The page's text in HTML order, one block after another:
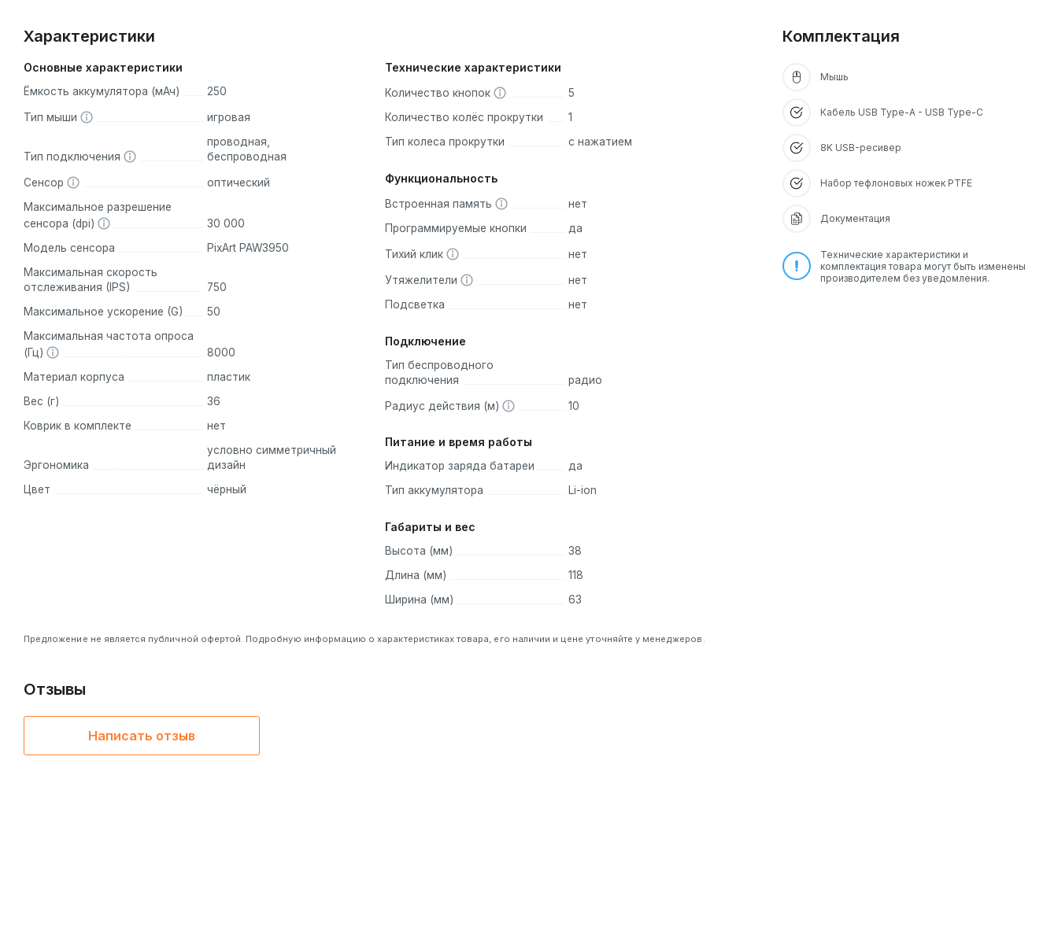
Характеристики
Основные характеристики
Ёмкость аккумулятора (мАч) 250
Тип мыши игровая
Тип подключения
проводная,
беспроводная
Сенсор
оптический
Максимальное разрешение
сенсора (dpi)
30 000
Модель сенсора
PixArt PAW3950
Максимальная скорость
отслеживания (IPS)
750
Максимальное ускорение (G)
50
Максимальная частота опроса
(Гц)
8000
Материал корпуса
пластик
Вес (г)
36
Коврик в комплекте
нет
Эргономика
условно симметричный
дизайн
Цвет
чёрный
Технические характеристики
Количество кнопок
5
Количество колёс прокрутки
1
Тип колеса прокрутки
с нажатием
Функциональность
Встроенная память
нет
Программируемые кнопки
да
Тихий клик нет
Утяжелители
нет
Подсветка
нет
Подключение
Тип беспроводного
подключения
радио
Радиус действия (м) 10
Питание и время работы
Индикатор заряда батареи
да
Тип аккумулятора
Li-ion
Габариты и вес
Высота (мм)
38
Длина (мм)
118
Ширина (мм)
63
Предложение не является публичной офертой. Подробную информацию о характеристиках товара, его наличии и цене уточняйте у менеджеров.
Комплектация
Мышь
Кабель USB Type-A - USB Type-C
8K USB-ресивер
Набор тефлоновых ножек PTFE
Документация
Технические характеристики и
комплектация товара могут быть изменены
производителем без уведомления.
Отзывы
Написать отзыв